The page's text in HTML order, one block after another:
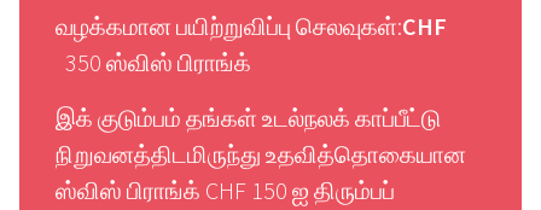
வழக்கமான பயிற்றுவிப்பு செலவுகள்:CHF
350 ஸ்விஸ் பிராங்க்
இக் குடும்பம் தங்கள் உடல்நலக் காப்பீட்டு
நிறுவனத்திடமிருந்து உதவித்தொகையான
ஸ்விஸ் பிராங்க் CHF 150 ஐ திரும்பப்